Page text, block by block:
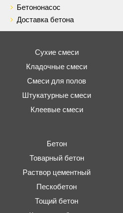
Бетононасос
Доставка бетона
Сухие смеси
Кладочные смеси
Смеси для полов
Штукатурные смеси
Клеевые смеси
Бетон
Товарный бетон
Раствор цементный
Пескобетон
Тощий бетон